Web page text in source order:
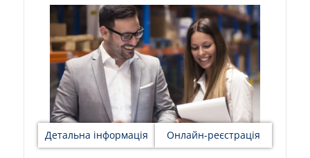
Детальна інформація Онлайн-реєстрація